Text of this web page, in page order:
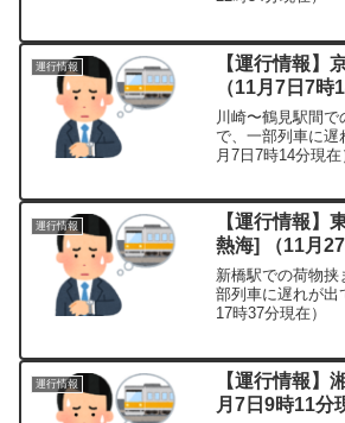
運行情報
【運行情報】
（11月7日7時
川崎〜鶴見駅間
で、一部列車に遅
月7日7時14分現在
運行情報
【運行情報】
熱海] （11月
新橋駅での荷物挟
部列車に遅れが出
17時37分現在）
運行情報
【運行情報】
月7日9時11分